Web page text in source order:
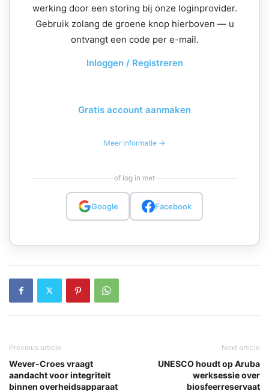
werking door een storing bij onze loginprovider.
Gebruik zolang de groene knop hierboven — u
ontvangt een code per e-mail.
Inloggen / Registreren
Gratis account aanmaken
Meer informatie →
of log in met
Google Facebook
Previous article
Wever-Croes vraagt
aandacht voor integriteit
binnen overheidsapparaat
Next article
UNESCO houdt op Aruba
werksessie over
biosfeerreservaat